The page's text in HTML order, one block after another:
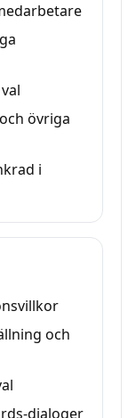
övriga
i
och
dialoger